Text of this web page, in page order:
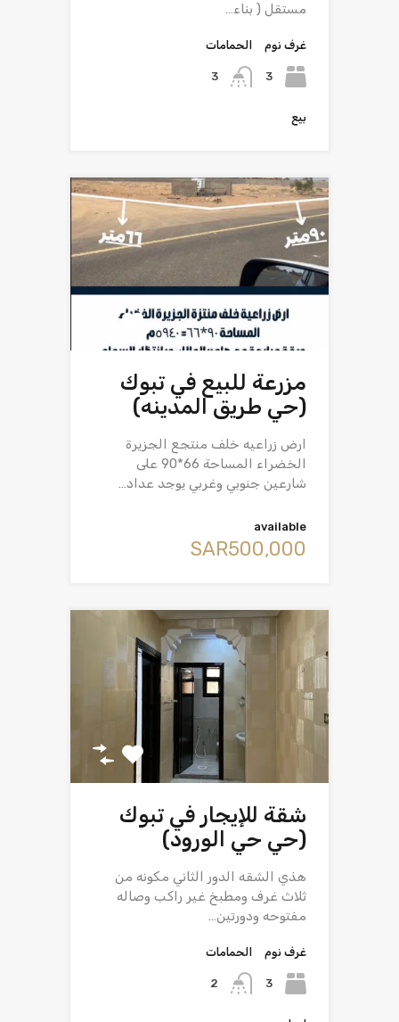
مستقل ( بناء…
غرف نوم
3
الحمامات
3
بيع
مزرعة للبيع في تبوك
(حي طريق المدينه)
ارض زراعيه خلف منتجع الجزيرة
الخضراء المساحة 66*90 على
شارعين جنوبي وغربي يوجد عداد…
available
‪SAR500,000
شقة للإيجار في تبوك
(حي حي الورود)
هذي الشقه الدور الثاني مكونه من
ثلاث غرف ومطبخ غير راكب وصاله
مفتوحه ودورتين…
غرف نوم
3
الحمامات
2